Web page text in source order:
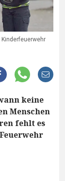
keine
Menschen
fehlt es